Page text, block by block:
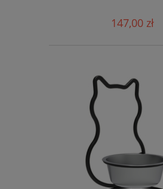
147,00 zł